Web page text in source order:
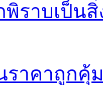
พิราบเป็น
ราคาถูกคุ้